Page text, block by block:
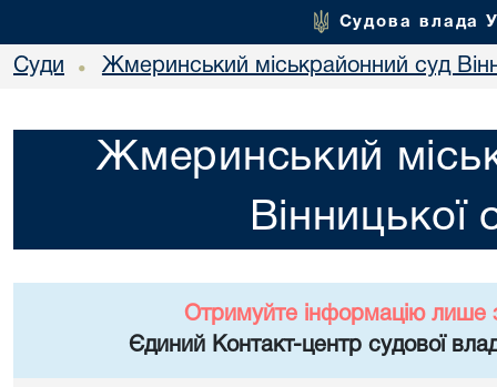
Судова влада
Суди • Жмеринський міськрайонний суд
Жмеринський
Вінницької
Отримуйте інформацію лише
Єдиний Контакт-центр судової